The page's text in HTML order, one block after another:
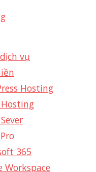
vụ
Hosting
365
Workspace